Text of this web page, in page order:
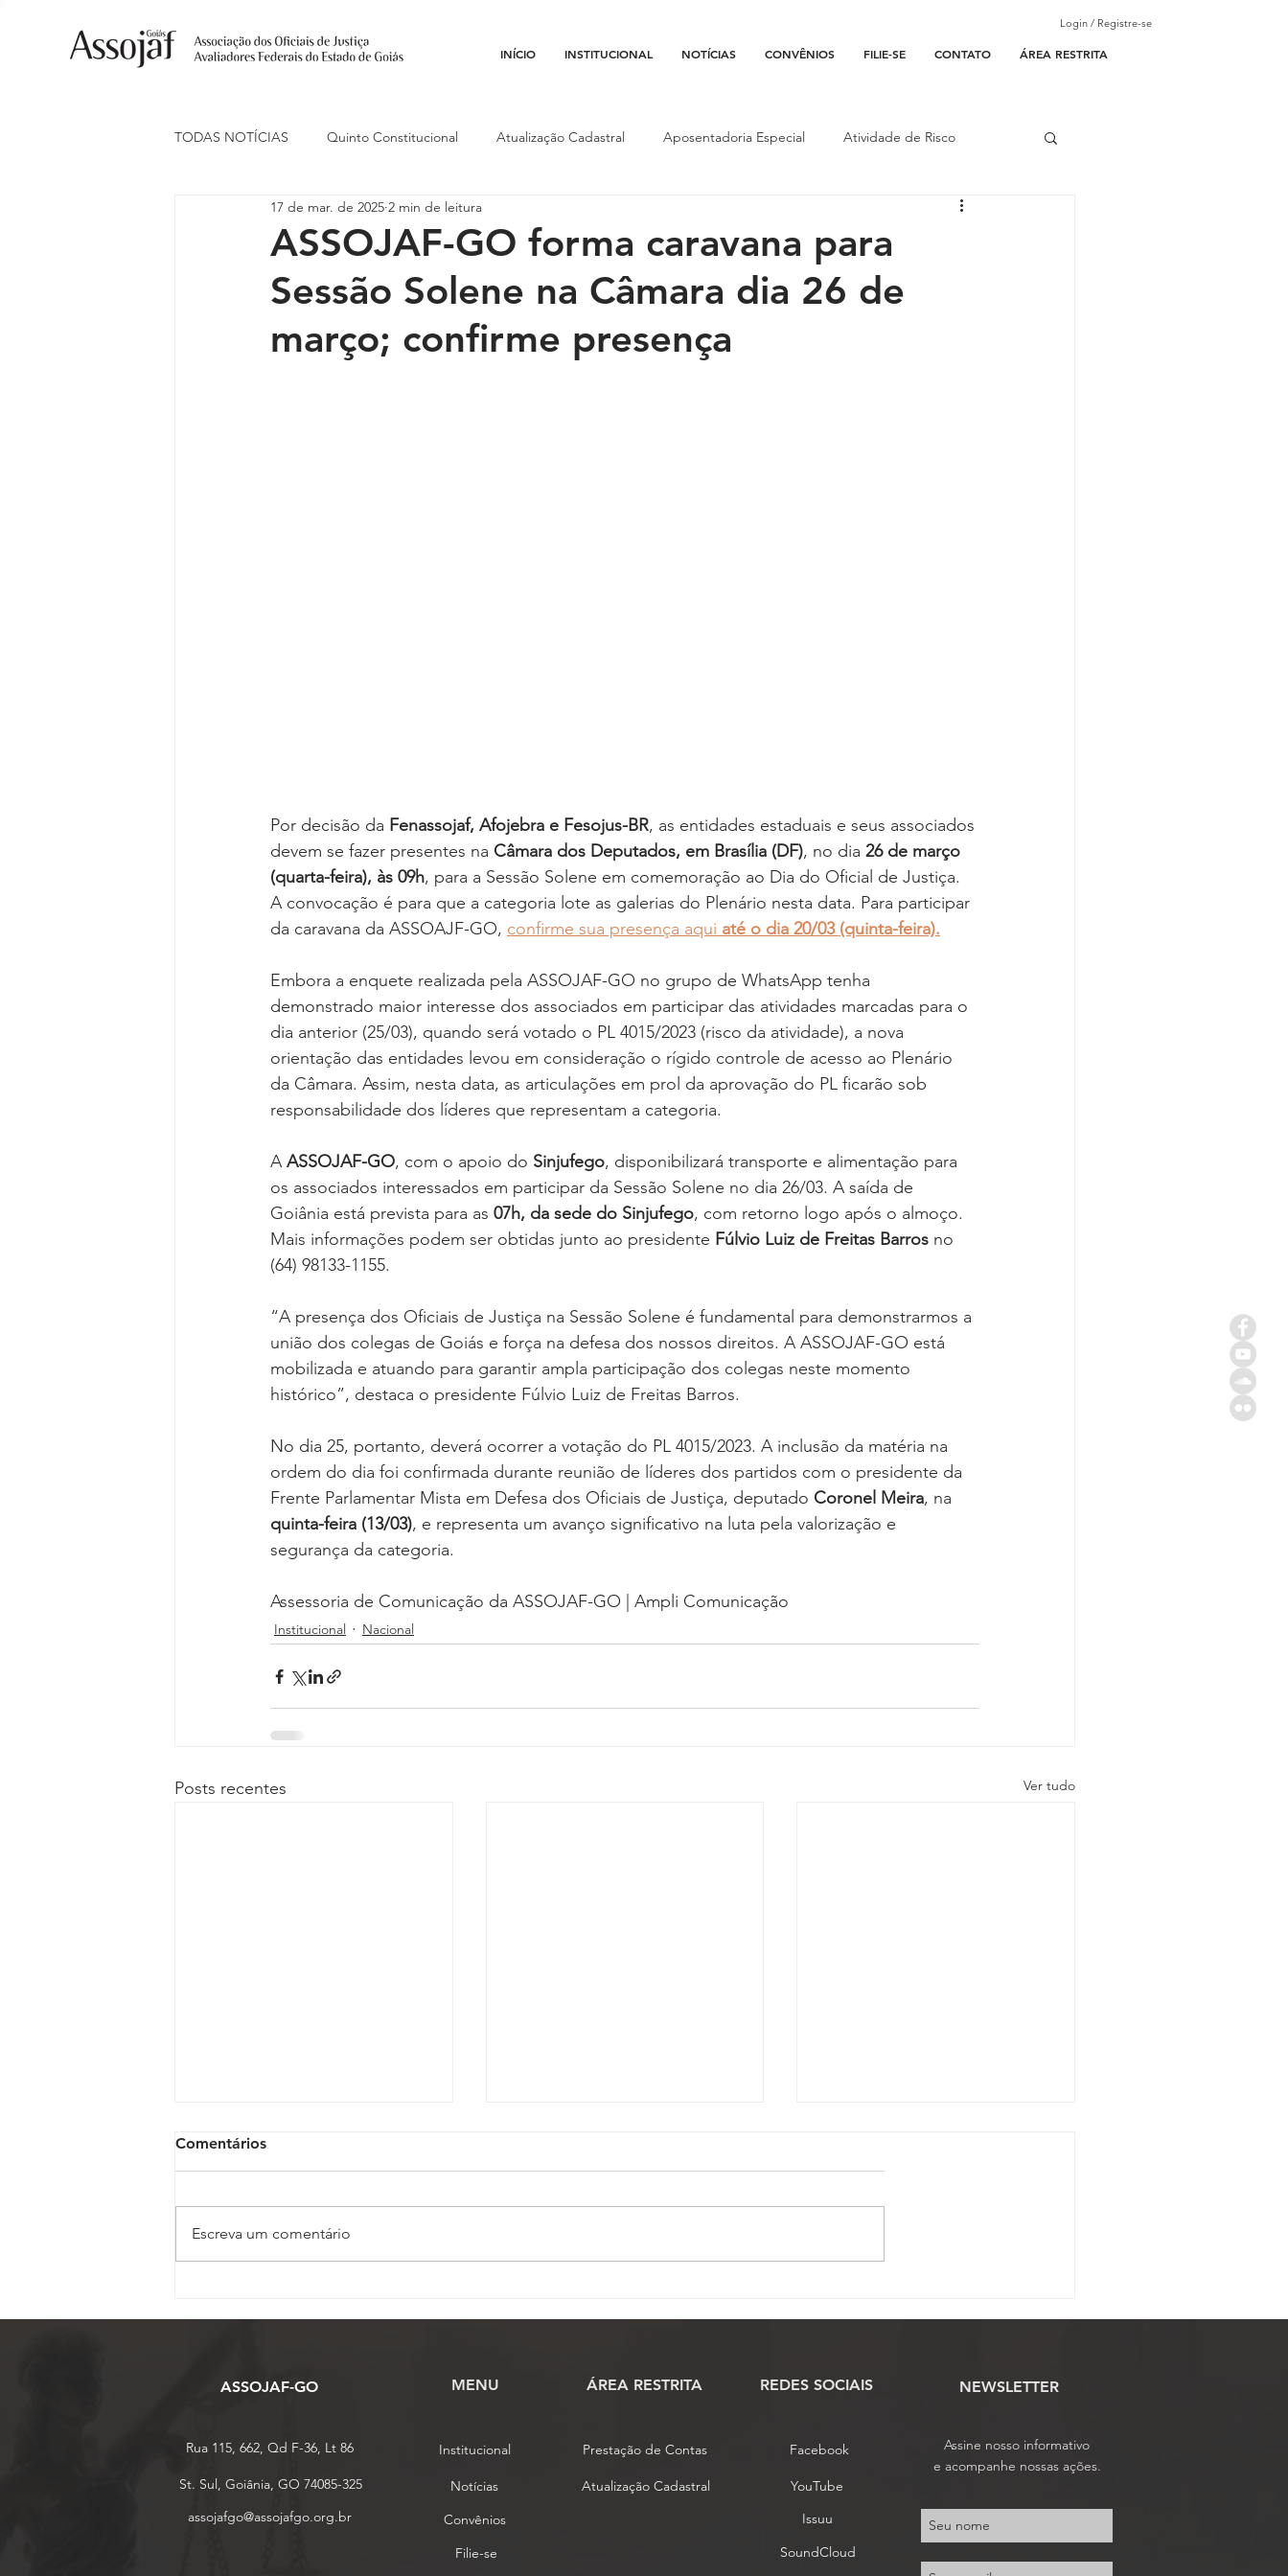
INÍCIO INSTITUCIONAL NOTÍCIAS CONVÊNIOS FILIE-SE CONTATO ÁREA RESTRITA
Login / Registre-se
TODAS NOTÍCIAS Quinto Constitucional Atualização Cadastral Aposentadoria Especial Atividade de Risco
Ações Judiciais Carreira Conojaf
Indenização de Transporte Isenção Fiscal Justiça do Trabalho Justiça Federal
ASSOJAF-GO forma caravana para
Sessão Solene na Câmara dia 26 de
março; confirme presença
17 de mar. de 2025 2 min de leitura
Por decisão da Fenassojaf, Afojebra e Fesojus-BR, as entidades estaduais e seus associados
devem se fazer presentes na Câmara dos Deputados, em Brasília (DF), no dia 26 de março
(quarta-feira), às 09h, para a Sessão Solene em comemoração ao Dia do Oficial de Justiça.
A convocação é para que a categoria lote as galerias do Plenário nesta data. Para participar
da caravana da ASSOAJF-GO, confirme sua presença aqui até o dia 20/03 (quinta-feira).
Embora a enquete realizada pela ASSOJAF-GO no grupo de WhatsApp tenha
demonstrado maior interesse dos associados em participar das atividades marcadas para o
dia anterior (25/03), quando será votado o PL 4015/2023 (risco da atividade), a nova
orientação das entidades levou em consideração o rígido controle de acesso ao Plenário
da Câmara. Assim, nesta data, as articulações em prol da aprovação do PL ficarão sob
responsabilidade dos líderes que representam a categoria.
A ASSOJAF-GO, com o apoio do Sinjufego, disponibilizará transporte e alimentação para
os associados interessados em participar da Sessão Solene no dia 26/03. A saída de
Goiânia está prevista para as 07h, da sede do Sinjufego, com retorno logo após o almoço.
Mais informações podem ser obtidas junto ao presidente Fúlvio Luiz de Freitas Barros no
(64) 98133-1155.
“A presença dos Oficiais de Justiça na Sessão Solene é fundamental para demonstrarmos a
união dos colegas de Goiás e força na defesa dos nossos direitos. A ASSOJAF-GO está
mobilizada e atuando para garantir ampla participação dos colegas neste momento
histórico”, destaca o presidente Fúlvio Luiz de Freitas Barros.
No dia 25, portanto, deverá ocorrer a votação do PL 4015/2023. A inclusão da matéria na
ordem do dia foi confirmada durante reunião de líderes dos partidos com o presidente da
Frente Parlamentar Mista em Defesa dos Oficiais de Justiça, deputado Coronel Meira, na
quinta-feira (13/03), e representa um avanço significativo na luta pela valorização e
segurança da categoria.
Assessoria de Comunicação da ASSOJAF-GO | Ampli Comunicação
Institucional Nacional
Posts recentes Ver tudo
Comentários
Escreva um comentário
ASSOJAF-GO MENU ​ÁREA RESTRITA REDES SOCIAIS NEWSLETTER
Rua 115, 662, Qd F-36, Lt 86
St. Sul, Goiânia, GO 74085-325
assojafgo@assojafgo.org.br
Institucional
Notícias
Prestação de Contas
Atualização Cadastral
Convênios
Filie-se
Facebook
YouTube
Issuu
SoundCloud
Assine nosso informativo
e acompanhe nossas ações.